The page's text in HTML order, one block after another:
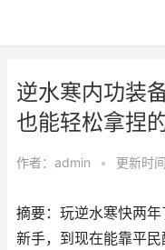
逆水寒内功装
也能轻松拿捏
作者： admin • 更新时
摘要：玩逆水寒快两
新手，到现在能靠平